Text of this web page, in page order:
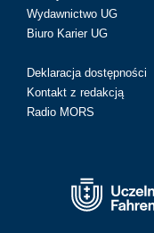
Wydawnictwo UG
Biuro Karier UG
Deklaracja dostępności
Kontakt z redakcją
Radio MORS